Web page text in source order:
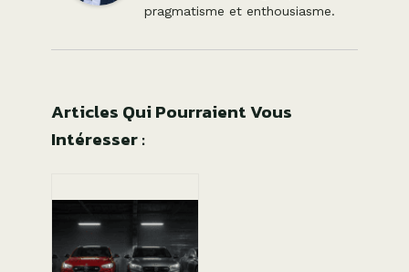
pragmatisme et enthousiasme.
Articles Qui Pourraient Vous
Intéresser :